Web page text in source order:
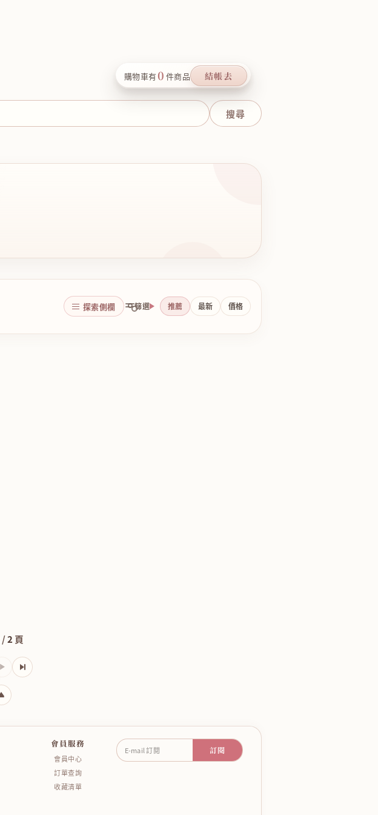
購物車有0 件商品 結帳去
探索側欄 篩選 推薦 最新 價格
/2 頁
下一頁
會員服務
會員中心
訂單查詢
收藏清單
E-mail 訂閱 訂閱